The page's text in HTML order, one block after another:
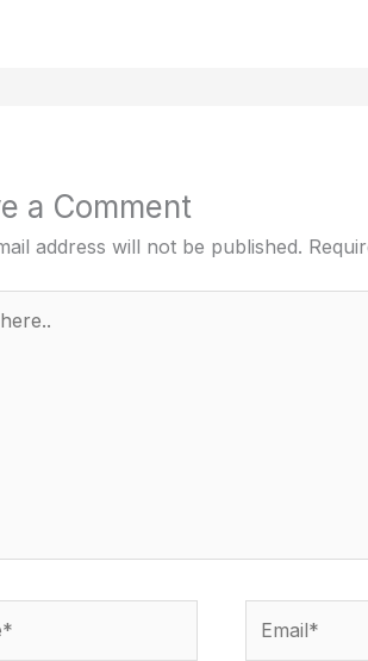
a Comment
address will not be published.